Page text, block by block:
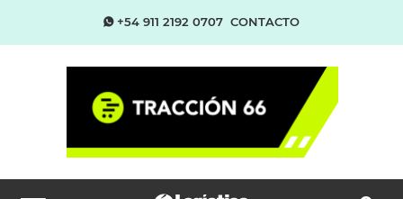
+54 911 2192 0707 CONTACTO